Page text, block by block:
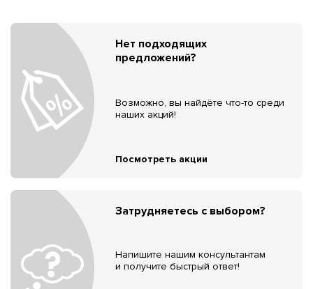
Нет подходящих
предложений?
Возможно, вы найдёте что-то среди
наших акций!
Посмотреть акции
Затрудняетесь с выбором?
Напишите нашим консультантам
и получите быстрый ответ!